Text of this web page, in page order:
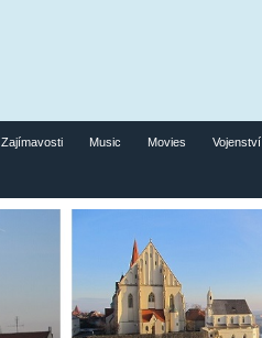
Zajímavosti Music Movies Vojenství